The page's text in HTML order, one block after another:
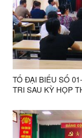
TỔ ĐẠI BIỂU SỐ
TRI SAU KỲ HỌP